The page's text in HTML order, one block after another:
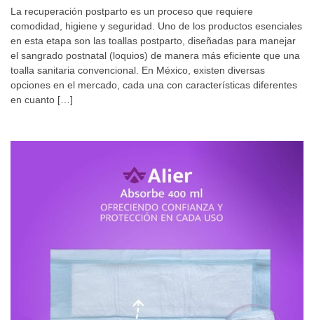
La recuperación postparto es un proceso que requiere
comodidad, higiene y seguridad. Uno de los productos esenciales
en esta etapa son las toallas postparto, diseñadas para manejar
el sangrado postnatal (loquios) de manera más eficiente que una
toalla sanitaria convencional. En México, existen diversas
opciones en el mercado, cada una con características diferentes
en cuanto […]